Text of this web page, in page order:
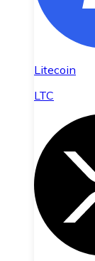
Litecoin
LTC